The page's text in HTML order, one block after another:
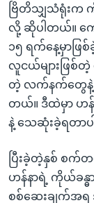
ဗြိတိသျှသံရုံး
လို့ ဆိုပါတယ်။ က
၁၅ ရက်နေ့မှာဖြ
လူငယ်များဖြစ်
တဲ့ လက်နက်တွေနဲ့ တို
တယ်။ ဒီထဲမှာ ဟန်
နဲ့ သေဆုံးခဲ့ရတာပ
ပြီးခဲ့တဲ့နှစ် စ
ဟန်နာရဲ့ ကိုယ်ခန္ဓ
စစ်ဆေးချက်အရ